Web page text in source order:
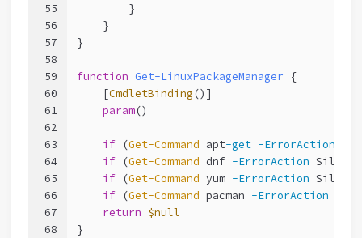
55
56
57
58
59
60
61
62
63
64
65
66
67
68
        }
    }
}
function Get-LinuxPackageManager {
[CmdletBinding ()]
param()
if (Get-Command apt-get -ErrorAction
if (Get-Command dnf -ErrorAction
if (Get-Command yum -ErrorAction
if (Get-Command pacman -ErrorAction
return $null
}